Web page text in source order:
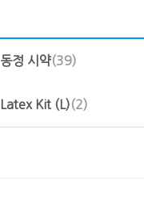
동정 시약(39)
Latex Kit (L)(2)